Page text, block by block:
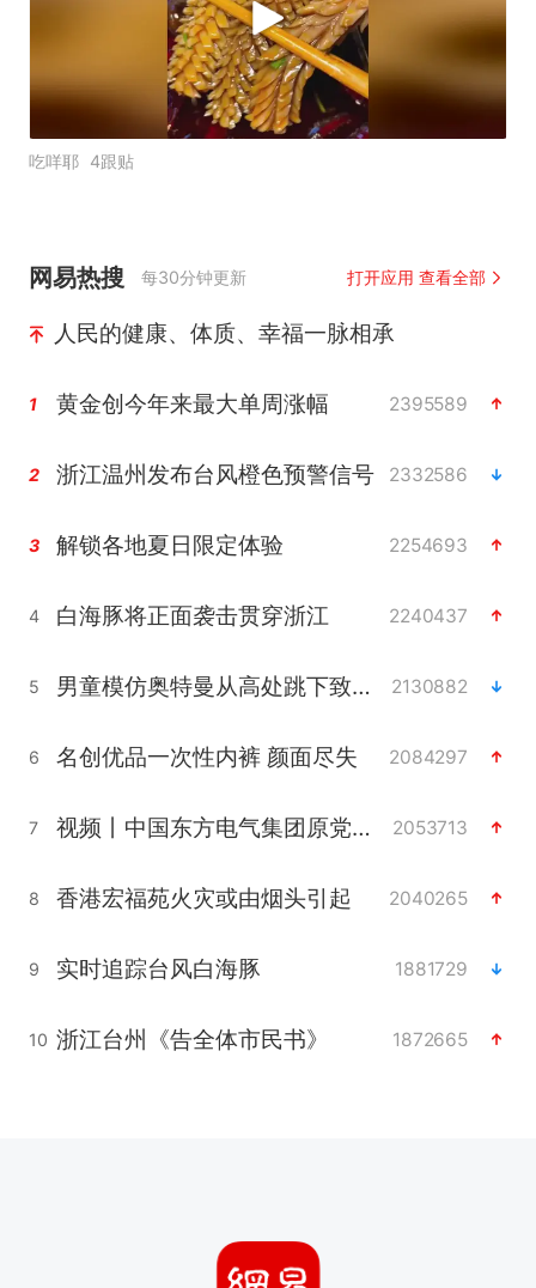
吃咩耶 4跟贴
网易热搜 每30分钟更新 打开应用 查看全部
人民的健康、体质、幸福一脉相承
1 黄金创今年来最大单周涨幅 2395589
2 浙江温州发布台风橙色预警信号 2332586
3 解锁各地夏日限定体验 2254693
4 白海豚将正面袭击贯穿浙江 2240437
5 男童模仿奥特曼从高处跳下致骨折 2130882
6 名创优品一次性内裤 颜面尽失 2084297
7 视频丨中国东方电气集团原党组副书记、董事宋致远被查 2053713
8 香港宏福苑火灾或由烟头引起 2040265
9 实时追踪台风白海豚 1881729
10 浙江台州《告全体市民书》 1872665